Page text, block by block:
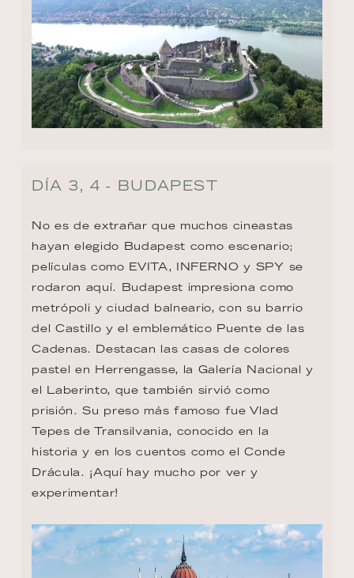
DÍA 3, 4 - BUDAPEST
No es de extrañar que muchos cineastas
hayan elegido Budapest como escenario;
películas como EVITA, INFERNO y SPY se
rodaron aquí. Budapest impresiona como
metrópoli y ciudad balneario, con su barrio
del Castillo y el emblemático Puente de las
Cadenas. Destacan las casas de colores
pastel en Herrengasse, la Galería Nacional y
el Laberinto, que también sirvió como
prisión. Su preso más famoso fue Vlad
Tepes de Transilvania, conocido en la
historia y en los cuentos como el Conde
Drácula. ¡Aquí hay mucho por ver y
experimentar!